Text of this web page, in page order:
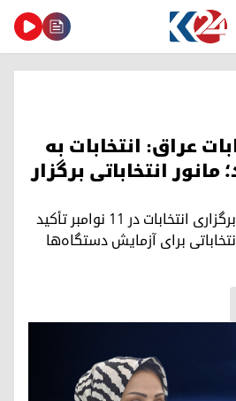
عراق: انتخابات به
انتخاباتی برگزار
سخنگوی کمیسیون بر برگزاری انتخابات در ۱۱ نوامبر تأکید
برای آزمایش دستگاه‌ها